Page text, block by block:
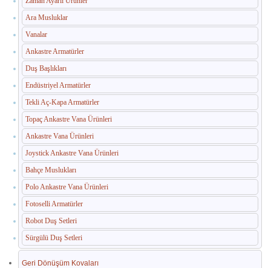
Dış Mekan Çöp Kovaları
Küllükler ve Sigara Atık Üniteleri
El Kurutma Makineleri
🔐 En Güvenilir Adres
Fotoselli Kağıt Havluluklar
Sabunluklar
Otel Ekipmanları
Umumi Wc ve Banyo Ekipmanları
Havuz Duş Kulesi & Sahil Duş Kulesi
Açık Alan Su Çeşmesi(Sebil)
Ara Musluklar
Vanalar
Ankastre Armatürler
Duş Başlıkları
Endüstriyel Armatürler
Tekli Aç-Kapa Armatürler
Topaç Ankastre Vana Ürünleri
Ankastre Vana Ürünleri
Joystick Ankastre Vana Ürünleri
Bahçe Muslukları
Polo Ankastre Vana Ürünleri
Fotoselli Armatürler
Robot Duş Setleri
Sürgülü Duş Setleri
Geri Dönüşüm Kovaları